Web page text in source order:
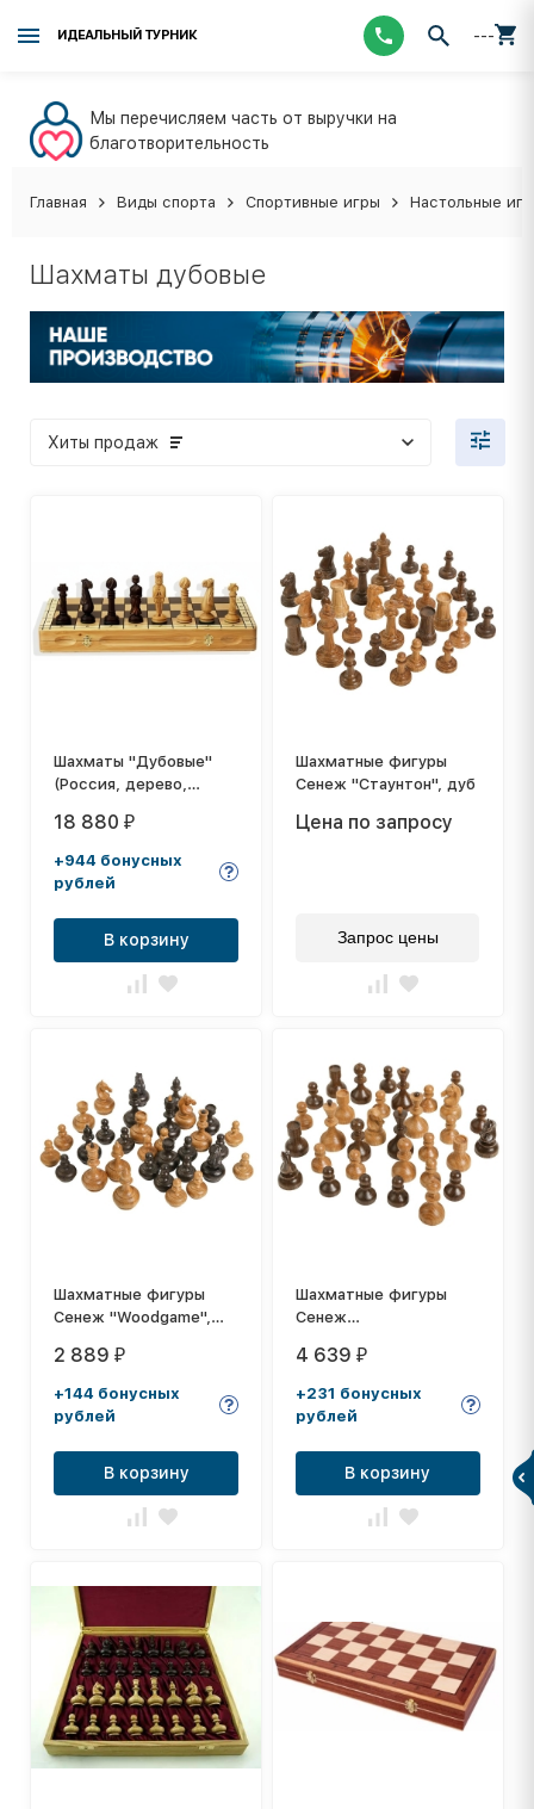
ИДЕАЛЬНЫЙ ТУРНИК ---
Главная Виды спорта Спортивные игры Настольные
Шахматы дубовые
Хиты продаж
Шахматы "Дубовые"
(Россия, дерево,
18 880₽
+944 бонусных
рублей
В корзину
Шахматные фигуры
Сенеж "Стаунтон", дуб
Цена по запросу
Запрос цены
Шахматные фигуры
Сенеж "Woodgame",
2 889₽
+144 бонусных
рублей
В корзину
Шахматные фигуры
Сенеж
дуб
4 639₽
+231 бонусных
рублей
В корзину
Мы перечисляем часть от выручки на
благотворительность